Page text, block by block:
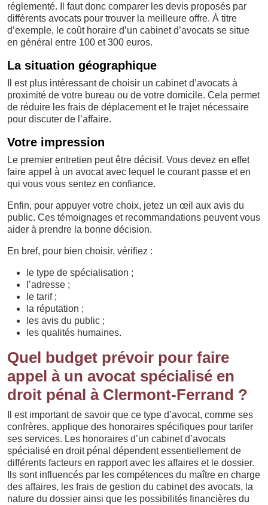
réglementé. Il faut donc comparer les devis proposés par
différents avocats pour trouver la meilleure offre. À titre
d’exemple, le coût horaire d’un cabinet d’avocats se situe
en général entre 100 et 300 euros.
La situation géographique
Il est plus intéressant de choisir un cabinet d’avocats à
proximité de votre bureau ou de votre domicile. Cela permet
de réduire les frais de déplacement et le trajet nécessaire
pour discuter de l’affaire.
Votre impression
Le premier entretien peut être décisif. Vous devez en effet
faire appel à un avocat avec lequel le courant passe et en
qui vous vous sentez en confiance.
Enfin, pour appuyer votre choix, jetez un œil aux avis du
public. Ces témoignages et recommandations peuvent vous
aider à prendre la bonne décision.
En bref, pour bien choisir, vérifiez :
le type de spécialisation ;
l’adresse ;
le tarif ;
la réputation ;
les avis du public ;
les qualités humaines.
Quel budget prévoir pour faire
appel à un avocat spécialisé en
droit pénal à Clermont-Ferrand ?
Il est important de savoir que ce type d’avocat, comme ses
confrères, applique des honoraires spécifiques pour tarifer
ses services. Les honoraires d’un cabinet d’avocats
spécialisé en droit pénal dépendent essentiellement de
différents facteurs en rapport avec les affaires et le dossier.
Ils sont influencés par les compétences du maître en charge
des affaires, les frais de gestion du cabinet des avocats, la
nature du dossier ainsi que les possibilités financières du